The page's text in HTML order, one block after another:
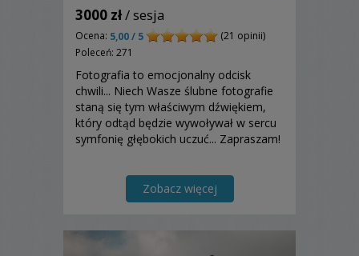
3000 zł/ sesja
Ocena: 5,00 / 5
(21 opinii)
Poleceń: 271
Fotografia to emocjonalny odcisk
chwili... Niech Wasze ślubne fotografie
staną się tym właściwym dźwiękiem,
który odtąd będzie wywoływał w sercu
symfonię głębokich uczuć... Zapraszam!
Zobacz więcej